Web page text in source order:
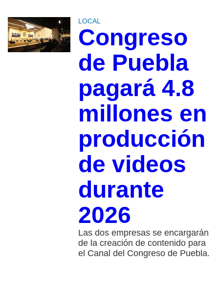
LOCAL
Congreso
de Puebla
pagará 4.8
millones en
producción
de videos
durante
2026
Las dos empresas se encargarán
de la creación de contenido para
el Canal del Congreso de Puebla.